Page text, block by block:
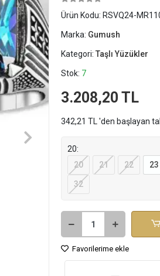
Ürün Kodu: RSVQ24-
Marka: Gumush
Kategori: Taşlı Yüzükler
Stok: 7
3.208,20 TL
342,21 TL 'den başlayan
20:
20
21 22 23
32
Favorilerime ekle